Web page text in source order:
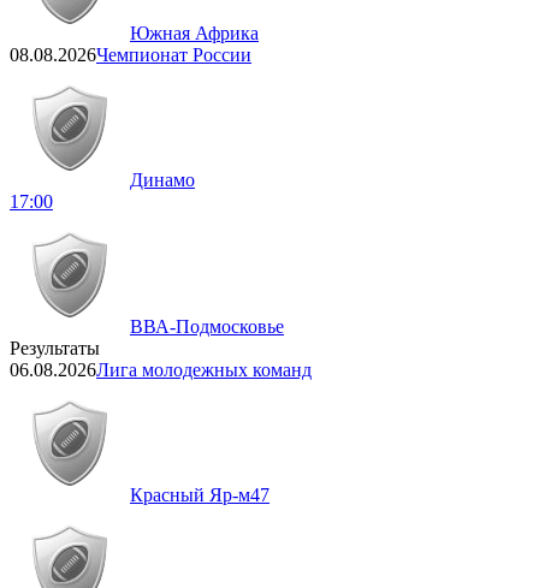
Южная Африка
08.08.2026Чемпионат России
Динамо
17:00
ВВА-Подмосковье
Результаты
06.08.2026Лига молодежных команд
Красный Яр-м47